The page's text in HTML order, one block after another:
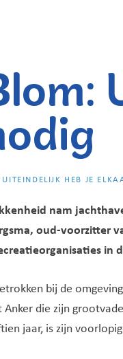
HEB JE
nam
oud-voorzitter
in
bij de
die zijn
jaar, is zijn